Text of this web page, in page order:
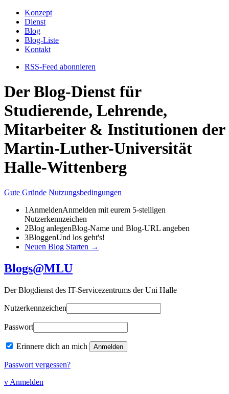
Konzept
Dienst
Blog
Blog-Liste
Kontakt
RSS-Feed abonnieren
Der Blog-Dienst für
Studierende, Lehrende,
Mitarbeiter & Institutionen der
Martin-Luther-Universität
Halle-Wittenberg
Gute Gründe Nutzungsbedingungen
1 AnmeldenAnmelden mit eurem 5-stelligen
Nutzerkennzeichen
2Blog anlegenBlog-Name und Blog-URL angeben
3BloggenUnd los geht's!
Neuen Blog Starten →
Blogs@MLU
Der Blogdienst des IT-Servicezentrums der Uni Halle
Nutzerkennzeichen
Passwort
Erinnere dich an mich
Passwort vergessen?
v Anmelden